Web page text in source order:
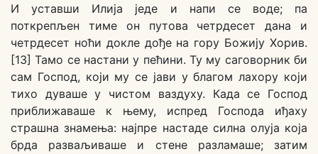
И уставши Илија једе и напи се воде; па
поткрепљен тиме он путова четрдесет дана и
четрдесет ноћи докле дође на гору Божију Хорив.
[13] Тамо се настани у пећини. Ту му саговорник би
сам Господ, који му се јави у благом лахору који
тихо дуваше у чистом ваздуху. Када се Господ
приближаваше к њему, испред Господа иђаху
страшна знамења: најпре настаде силна олуја која
брда разваљиваше и стене разламаше; затим